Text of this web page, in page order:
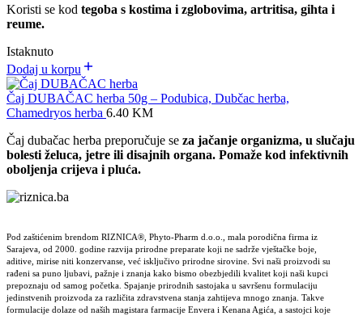
Koristi se kod tegoba s kostima i zglobovima, artritisa, gihta i
reume.
Istaknuto
Dodaj u korpu
Čaj DUBAČAC herba 50g – Podubica, Dubčac herba,
Chamedryos herba 6.40 KM
Čaj dubačac herba preporučuje se za jačanje organizma, u slučaju
bolesti želuca, jetre ili disajnih organa. Pomaže kod infektivnih
oboljenja crijeva i pluća.
Pod zaštićenim brendom RIZNICA®, Phyto-Pharm d.o.o., mala porodična firma iz
Sarajeva, od 2000. godine razvija prirodne preparate koji ne sadrže vještačke boje,
aditive, mirise niti konzervanse, već isključivo prirodne sirovine. Svi naši proizvodi su
rađeni sa puno ljubavi, pažnje i znanja kako bismo obezbjedili kvalitet koji naši kupci
prepoznaju od samog početka. Spajanje prirodnih sastojaka u savršenu formulaciju
jedinstvenih proizvoda za različita zdravstvena stanja zahtijeva mnogo znanja. Takve
formulacije dolaze od naših magistara farmacije Envera i Kenana Agića, a sastojci koje